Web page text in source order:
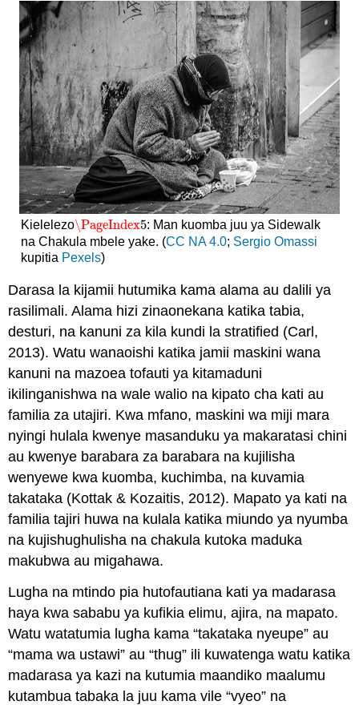
Kielelezo\PageIndex5
\PageIndex5: Man kuomba juu ya Sidewalk
na Chakula mbele yake. (CC NA 4.0; Sergio Omassi
kupitia Pexels)
Darasa la kijamii hutumika kama alama au dalili ya
rasilimali. Alama hizi zinaonekana katika tabia,
desturi, na kanuni za kila kundi la stratified (Carl,
2013). Watu wanaoishi katika jamii maskini wana
kanuni na mazoea tofauti ya kitamaduni
ikilinganishwa na wale walio na kipato cha kati au
familia za utajiri. Kwa mfano, maskini wa miji mara
nyingi hulala kwenye masanduku ya makaratasi chini
au kwenye barabara za barabara na kujilisha
wenyewe kwa kuomba, kuchimba, na kuvamia
takataka (Kottak & Kozaitis, 2012). Mapato ya kati na
familia tajiri huwa na kulala katika miundo ya nyumba
na kujishughulisha na chakula kutoka maduka
makubwa au migahawa.
Lugha na mtindo pia hutofautiana kati ya madarasa
haya kwa sababu ya kufikia elimu, ajira, na mapato.
Watu watatumia lugha kama “takataka nyeupe” au
“mama wa ustawi” au “thug” ili kuwatenga watu katika
madarasa ya kazi na kutumia maandiko maalumu
kutambua tabaka la juu kama vile “vyeo” na